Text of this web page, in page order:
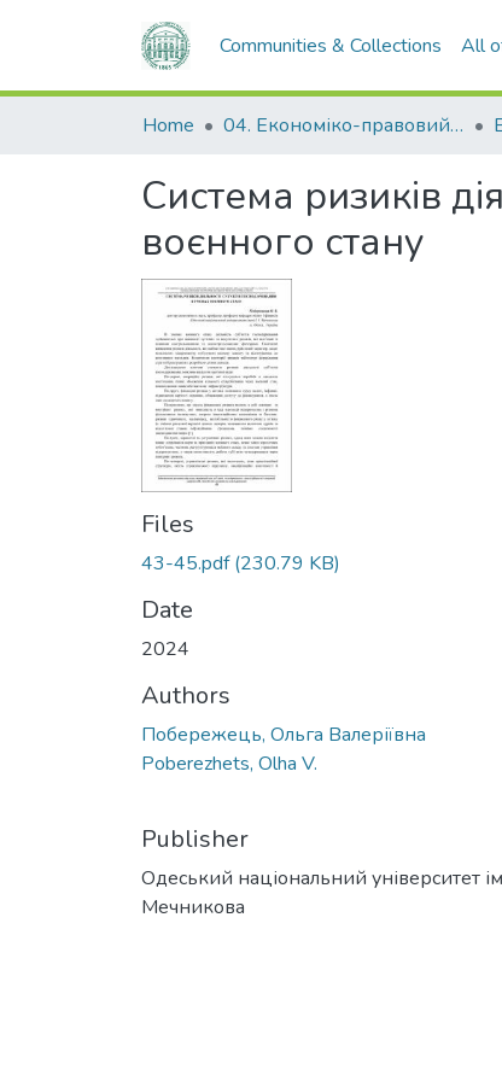
Communities & Collections All
Home 04. Економіко-правовий факультет
Система ризиків
воєнного стану
Files
43-45.pdf(230.79 KB)
Date
2024
Authors
Побережець, Ольга Валеріївна
Poberezhets, Olha V.
Publisher
Одеський національний університет
Мечникова